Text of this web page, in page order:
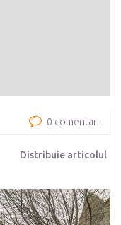
0 comentarii
Distribuie articolul